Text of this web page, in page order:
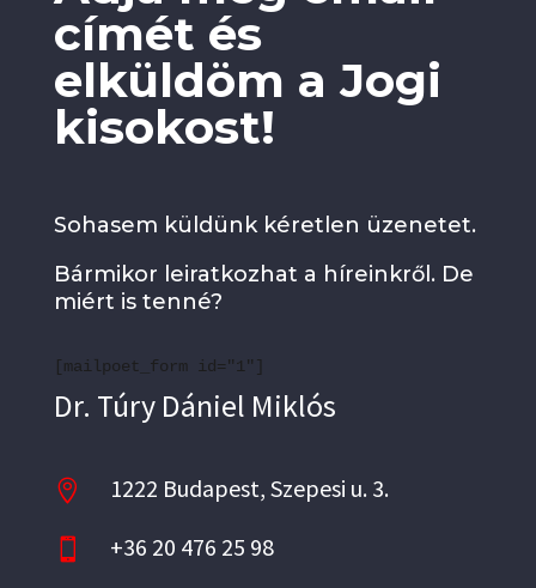
címét és
elküldöm a Jogi
kisokost!
Sohasem küldünk kéretlen üzenetet.
Bármikor leiratkozhat a híreinkről. De
miért is tenné?
[mailpoet_form id="1"]
Dr. Túry Dániel Miklós
 1222 Budapest, Szepesi u. 3.
 +36 20 476 25 98